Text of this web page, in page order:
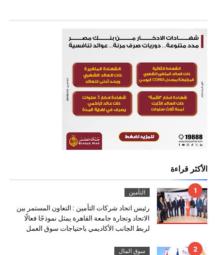
الأكثر قراءة
التأمين
رئيس اتحاد شركات التأمين : التعاون المستمر بين
الاتحاد وتجارة جامعة القاهرة يمثل نموذجًا فعالًا
لربط الجانب الأكاديمي باحتياجات سوق العمل
سوق المال